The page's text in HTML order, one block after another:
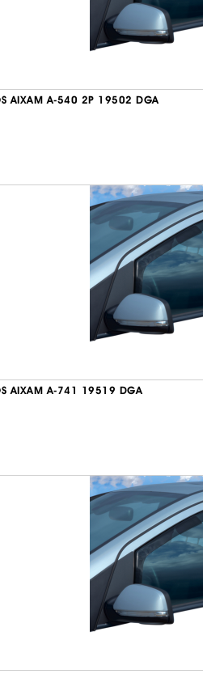
AIXAM A-540 2P 19502 DGA
AIXAM A-741 19519 DGA
Ir para o carrinho